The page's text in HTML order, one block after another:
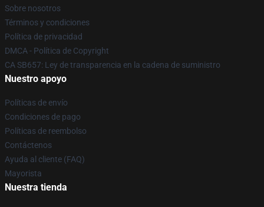
Sobre nosotros
Términos y condiciones
Política de privacidad
DMCA - Política de Copyright
CA SB657: Ley de transparencia en la cadena de suministro
Nuestro apoyo
Políticas de envío
Condiciones de pago
Políticas de reembolso
Contáctenos
Ayuda al cliente (FAQ)
Mayorista
Nuestra tienda